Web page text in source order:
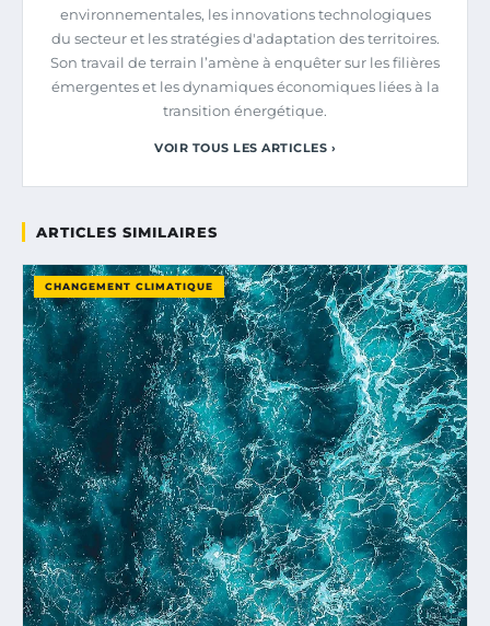
environnementales, les innovations technologiques
du secteur et les stratégies d'adaptation des territoires.
Son travail de terrain l’amène à enquêter sur les filières
émergentes et les dynamiques économiques liées à la
transition énergétique.
VOIR TOUS LES ARTICLES ›
ARTICLES SIMILAIRES
CHANGEMENT CLIMATIQUE